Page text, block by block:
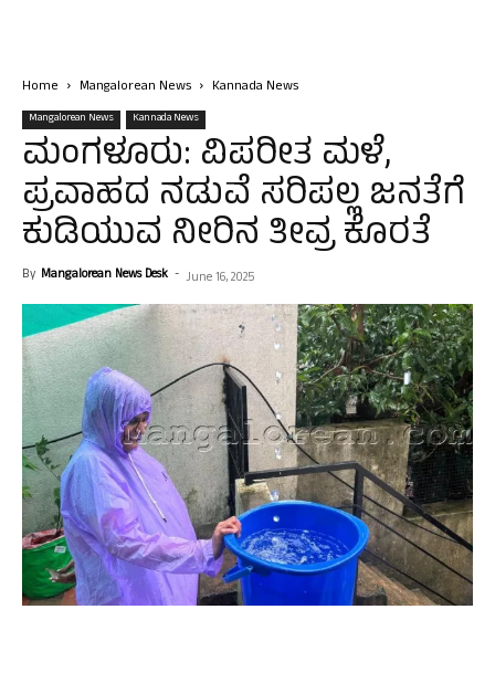
Home Mangalorean News Kannada News
Mangalorean News Kannada News
ಮಂಗಳೂರು: ವಿಪರೀತ ಮಳೆ,
ಪ್ರವಾಹದ ನಡುವೆ ಸರಿಪಲ್ಲ ಜನತೆಗೆ
ಕುಡಿಯುವ ನೀರಿನ ತೀವ್ರ ಕೊರತೆ
By Mangalorean News Desk - June 16, 2025